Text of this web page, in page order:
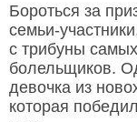
Бороться за
семьи-
с трибуны
болельщиков.
девочка из
которая